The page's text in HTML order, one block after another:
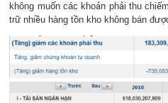
không muốn các khoản phải thu
trữ nhiều hàng tồn kho không bán